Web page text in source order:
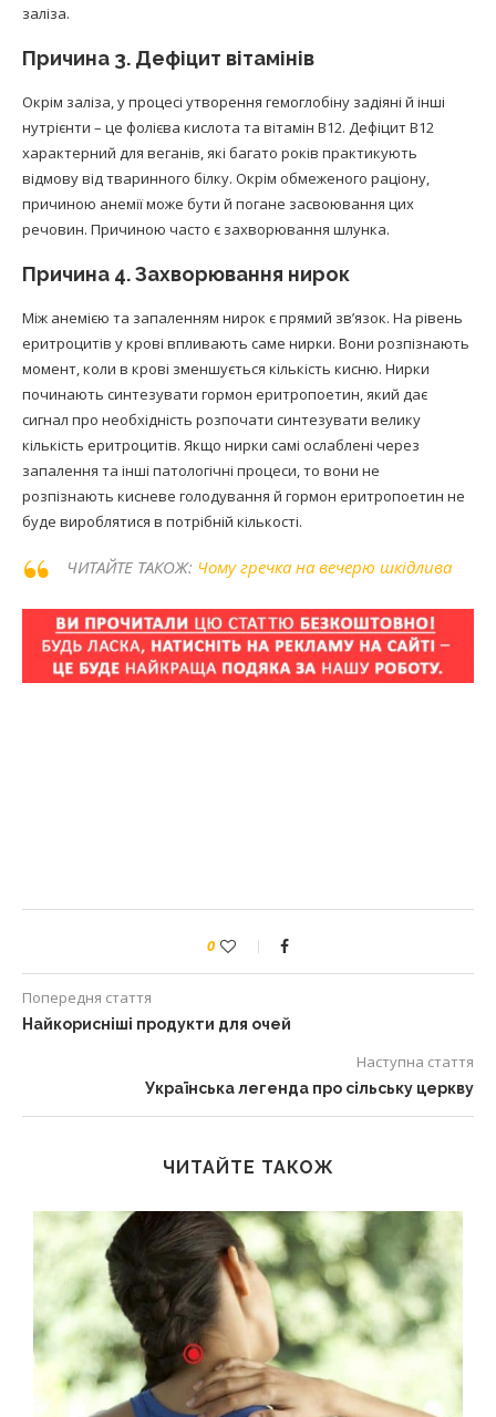
заліза.
Причина 3. Дефіцит вітамінів
Окрім заліза, у процесі утворення гемоглобіну задіяні й інші
нутрієнти – це фолієва кислота та вітамін В12. Дефіцит В12
характерний для веганів, які багато років практикують
відмову від тваринного білку. Окрім обмеженого раціону,
причиною анемії може бути й погане засвоювання цих
речовин. Причиною часто є захворювання шлунка.
Причина 4. Захворювання нирок
Між анемією та запаленням нирок є прямий зв’язок. На рівень
еритроцитів у крові впливають саме нирки. Вони розпізнають
момент, коли в крові зменшується кількість кисню. Нирки
починають синтезувати гормон еритропоетин, який дає
сигнал про необхідність розпочати синтезувати велику
кількість еритроцитів. Якщо нирки самі ослаблені через
запалення та інші патологічні процеси, то вони не
розпізнають кисневе голодування й гормон еритропоетин не
буде вироблятися в потрібній кількості.
ЧИТАЙТЕ ТАКОЖ: Чому гречка на вечерю шкідлива
0
Попередня стаття
Найкорисніші продукти для очей
Наступна стаття
Українська легенда про сільську церкву
ЧИТАЙТЕ ТАКОЖ